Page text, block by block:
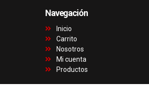
Navegación
Inicio
Carrito
Nosotros
Mi cuenta
Productos